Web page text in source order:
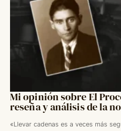
Mi opinión sobre El
reseña y análisis de la
«Llevar cadenas es a veces más